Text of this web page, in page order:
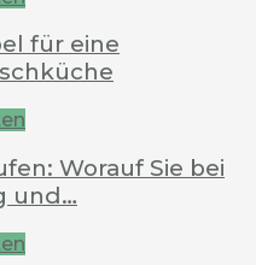
für eine
Worauf Sie bei
und…